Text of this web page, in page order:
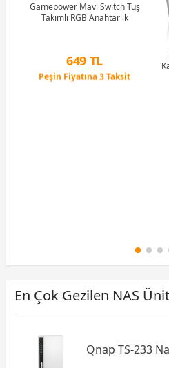
Gamepower Mavi Switch Tuş
Takımlı RGB Anahtarlık
649 TL
Peşin Fiyatına 3 Taksit
En Çok Gezilen NAS
Qnap TS-233